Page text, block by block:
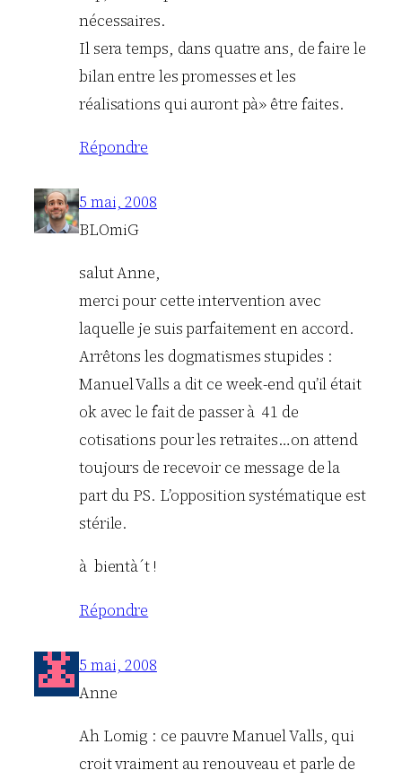
nécessaires.
Il sera temps, dans quatre ans, de faire le
bilan entre les promesses et les
réalisations qui auront pà» être faites.
Répondre
5 mai, 2008
BLOmiG
salut Anne,
merci pour cette intervention avec
laquelle je suis parfaitement en accord.
Arrêtons les dogmatismes stupides :
Manuel Valls a dit ce week-end qu’il était
ok avec le fait de passer à 41 de
cotisations pour les retraites…on attend
toujours de recevoir ce message de la
part du PS. L’opposition systématique est
stérile.
à bientà´t !
Répondre
5 mai, 2008
Anne
Ah Lomig : ce pauvre Manuel Valls, qui
croit vraiment au renouveau et parle de